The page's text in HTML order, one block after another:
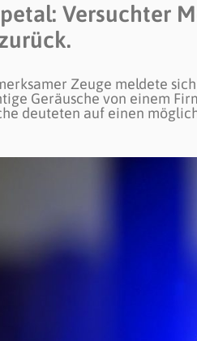
Versuchter
Zeuge meldete
Geräusche von einem
deuteten auf einen